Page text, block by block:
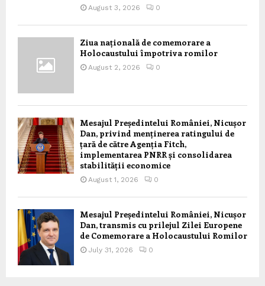
August 3, 2026 0
Ziua națională de comemorare a
Holocaustului împotriva romilor
August 2, 2026 0
Mesajul Președintelui României, Nicușor
Dan, privind menținerea ratingului de
țară de către Agenția Fitch,
implementarea PNRR și consolidarea
stabilității economice
August 1, 2026 0
Mesajul Președintelui României, Nicușor
Dan, transmis cu prilejul Zilei Europene
de Comemorare a Holocaustului Romilor
July 31, 2026 0